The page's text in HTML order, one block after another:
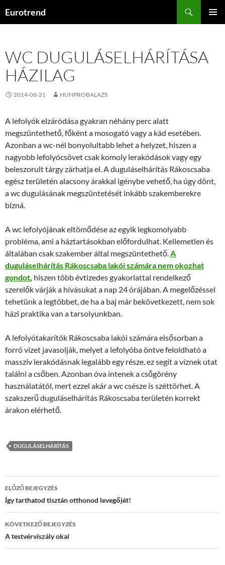
Eurotrend
WC DUGULÁSELHÁRÍTÁSA
HÁZILAG
2014-06-21 HUNPROBALAZS
A lefolyók elzáródása gyakran néhány perc alatt
megszüntethető, főként a mosogató vagy a kád esetében.
Azonban a wc-nél bonyolultabb lehet a helyzet, hiszen a
nagyobb lefolyócsövet csak komoly lerakódások vagy egy
beleszorult tárgy zárhatja el. A duguláselhárítás Rákoscsaba
egész területén alacsony árakkal igénybe vehető, ha úgy dönt,
a wc dugulásának megszüntetését inkább szakemberekre
bízná.
A wc lefolyójának eltömődése az egyik legkomolyabb
probléma, ami a háztartásokban előfordulhat. Kellemetlen és
általában csak szakember által megszüntethető.A
duguláselhárítás Rákoscsaba lakói számára nem okozhat
gondot, hiszen több évtizedes gyakorlattal rendelkező
szerelők várják a hívásukat a nap 24 órájában. A megelőzéssel
tehetünk a legtöbbet, de ha a baj már bekövetkezett, nem sok
házi praktika van a tarsolyunkban.
A lefolyótakarítók Rákoscsaba lakói számára elsősorban a
forró vizet javasolják, melyet a lefolyóba öntve feloldható a
masszív lerakódásnak legalább egy része, ez segít a víznek utat
találni a csőben. Azonban óva intenek a csőgörény
használatától, mert ezzel akár a wc csésze is széttörhet. A
szakszerű duguláselhárítás Rákoscsaba területén korrekt
árakon elérhető.
DUGULÁSELHÁRÍTÁS
Bejegyzés
navigáció
ELŐZŐ BEJEGYZÉS
Így tarthatod tisztán otthonod levegőjét!
KÖVETKEZŐ BEJEGYZÉS
A testvérviszály okai